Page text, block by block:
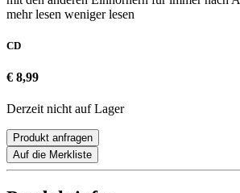
mehr lesen weniger lesen
CD
€ 8,99
Derzeit nicht auf Lager
Produkt anfragen
Auf die Merkliste